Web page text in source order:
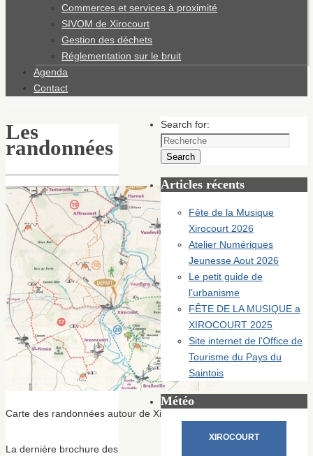
Commerces et services à proximité
SIVOM de Xirocourt
Gestion des déchets
Réglementation sur le bruit
Agenda
Contact
Les
randonnées
Carte des randonnées autour de Xirocourt
La dernière brochure des
Search for:
Search
Articles récents
Fête de la Musique
Xirocourt 2026
Atelier Numériques
Jeunesse Aout 2026
Le petit guide de
l’urbanisme
FÊTE DE LA MUSIQUE a
XIROCOURT 2025
Site internet de l’Office de
Tourisme du Pays du
Saintois
Météo